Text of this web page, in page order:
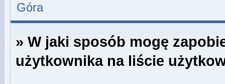
Góra
» W jaki sposób mogę
użytkownika na liście